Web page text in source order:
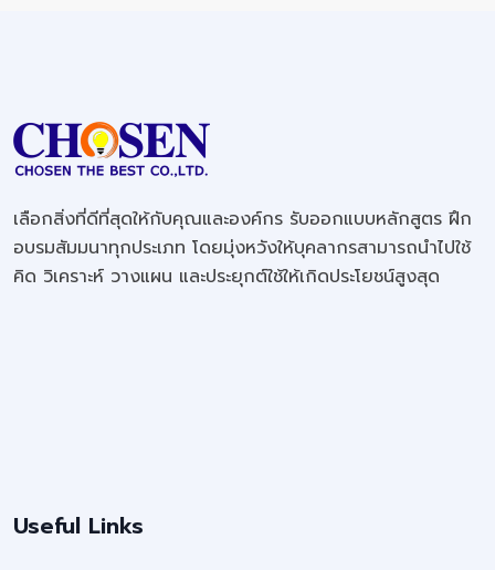
เลือกสิ่งที่ดีที่สุดให้กับคุณและองค์กร รับออกแบบหลักสูตร ฝึก
อบรมสัมมนาทุกประเภท โดยมุ่งหวังให้บุคลากรสามารถนำไปใช้
คิด วิเคราะห์ วางแผน และประยุกต์ใช้ให้เกิดประโยชน์สูงสุด
Useful Links